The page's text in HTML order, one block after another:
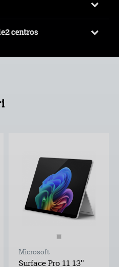
centros
Microsoft
Surface Pro 11 13"